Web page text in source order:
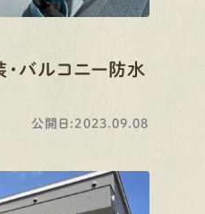
バルコニー防水
公開日:2023.09.08